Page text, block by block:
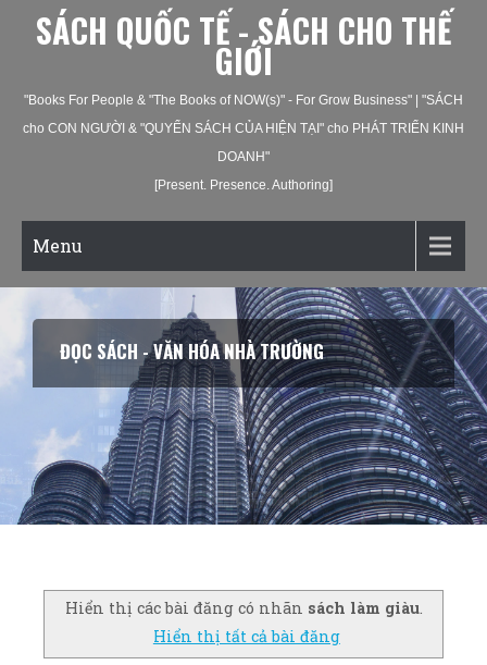
SÁCH QUỐC TẾ - SÁCH CHO THẾ
GIỚI
"Books For People & "The Books of NOW(s)" - For Grow Business" | "SÁCH
cho CON NGƯỜI & "QUYỂN SÁCH CỦA HIỆN TẠI" cho PHÁT TRIỂN KINH
DOANH"
[Present. Presence. Authoring]
Menu
ĐỌC SÁCH - VĂN HÓA NHÀ TRƯỜNG
Hiển thị các bài đăng có nhãn sách làm giàu.
Hiển thị tất cả bài đăng